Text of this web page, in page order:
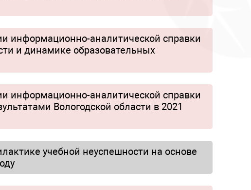
аналитической справки
и динамике образовательных
аналитической справки
Вологодской области в 2021
учебной неуспешности на основе